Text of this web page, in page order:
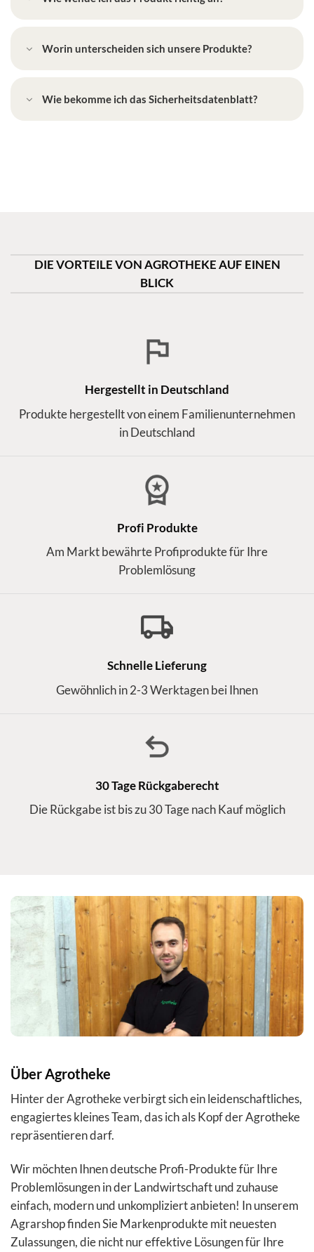
Worin unterscheiden sich unsere Produkte?
Wie bekomme ich das Sicherheitsdatenblatt?
DIE VORTEILE VON AGROTHEKE AUF EINEN
BLICK
Hergestellt in Deutschland
Produkte hergestellt von einem Familienunternehmen
in Deutschland
Profi Produkte
Am Markt bewährte Profiprodukte für Ihre
Problemlösung
Schnelle Lieferung
Gewöhnlich in 2-3 Werktagen bei Ihnen
30 Tage Rückgaberecht
Die Rückgabe ist bis zu 30 Tage nach Kauf möglich
Über Agrotheke
Hinter der Agrotheke verbirgt sich ein leidenschaftliches,
engagiertes kleines Team, das ich als Kopf der Agrotheke
repräsentieren darf.
Wir möchten Ihnen deutsche Profi-Produkte für Ihre
Problemlösungen in der Landwirtschaft und zuhause
einfach, modern und unkompliziert anbieten! In unserem
Agrarshop finden Sie Markenprodukte mit neuesten
Zulassungen, die nicht nur effektive Lösungen für Ihre